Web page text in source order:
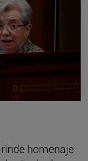
homenaje